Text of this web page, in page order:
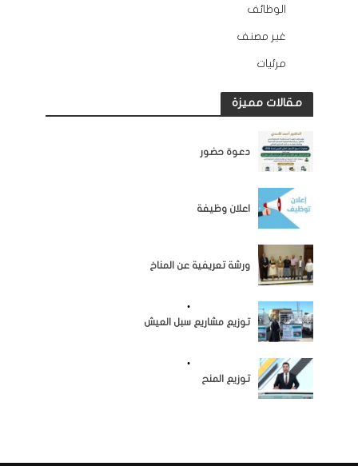
الوظائف
غير مصنف
مرئيات
مقالات مميزة
دعوة حضور
اعلان وظيفة
ورشة تعريفية عن المناخ
•
توزيع مشاريع سبل العيش
•
توزيع المنح